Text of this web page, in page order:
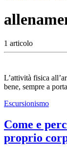
1 articolo
L’attività fisica
bene, sempre a
Escursionismo
Come e
proprio